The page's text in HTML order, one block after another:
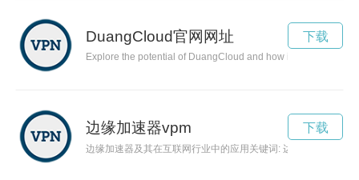
DuangCloud官网网址
Explore the potential of DuangCloud and how it
下载
边缘加速器vpm
边缘加速器及其在互联网行业中的应用关键词: 边缘加速器, 互
下载